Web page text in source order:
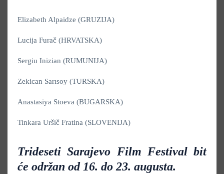
Elizabeth Alpaidze (GRUZIJA)
Lucija Furač (HRVATSKA)
Sergiu Inizian (RUMUNIJA)
Zekican Sarısoy (TURSKA)
Anastasiya Stoeva (BUGARSKA)
Tinkara Uršič Fratina (SLOVENIJA)
Trideseti Sarajevo Film Festival bit
će održan od 16. do 23. augusta.